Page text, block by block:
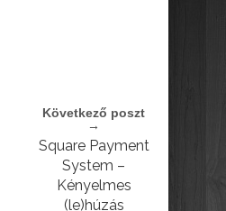
Következő poszt
→
Square Payment
System –
Kényelmes
(le)húzás